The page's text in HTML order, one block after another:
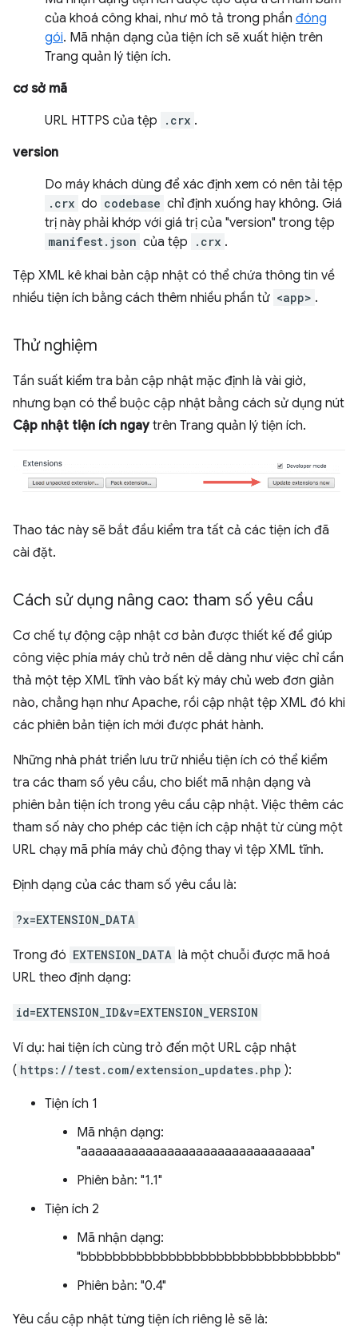
của khoá công khai, như mô tả trong phần đóng
gói. Mã nhận dạng của tiện ích sẽ xuất hiện trên
Trang quản lý tiện ích.
cơ sở mã
URL HTTPS của tệp
.crx .
version
Do máy khách dùng để xác định xem có nên tải tệp
.crx do codebase chỉ định xuống hay không. Giá
trị này phải khớp với giá trị của "version" trong tệp
manifest.json của tệp .crx .
Tệp XML kê khai bản cập nhật có thể chứa thông tin về
nhiều tiện ích bằng cách thêm nhiều phần tử <app> .
Thử nghiệm
Tần suất kiểm tra bản cập nhật mặc định là vài giờ,
nhưng bạn có thể buộc cập nhật bằng cách sử dụng nút
Cập nhật tiện ích ngaytrên Trang quản lý tiện ích.
Thao tác này sẽ bắt đầu kiểm tra tất cả các tiện ích đã
cài đặt.
Cách sử dụng nâng cao: tham số yêu cầu
Cơ chế tự động cập nhật cơ bản được thiết kế để giúp
công việc phía máy chủ trở nên dễ dàng như việc chỉ cần
thả một tệp XML tĩnh vào bất kỳ máy chủ web đơn giản
nào, chẳng hạn như Apache, rồi cập nhật tệp XML đó khi
các phiên bản tiện ích mới được phát hành.
Những nhà phát triển lưu trữ nhiều tiện ích có thể kiểm
tra các tham số yêu cầu, cho biết mã nhận dạng và
phiên bản tiện ích trong yêu cầu cập nhật. Việc thêm các
tham số này cho phép các tiện ích cập nhật từ cùng một
URL chạy mã phía máy chủ động thay vì tệp XML tĩnh.
Định dạng của các tham số yêu cầu là:
?x=EXTENSION_DATA
Trong đó EXTENSION_DATA là một chuỗi được mã hoá
URL theo định dạng:
id=EXTENSION_ID&v=EXTENSION_VERSION
Ví dụ: hai tiện ích cùng trỏ đến một URL cập nhật
( https://test.com/extension_updates.php ):
Tiện ích 1
Mã nhận dạng:
"aaaaaaaaaaaaaaaaaaaaaaaaaaaaaaaa"
Phiên bản: "1.1"
Tiện ích 2
Mã nhận dạng:
"bbbbbbbbbbbbbbbbbbbbbbbbbbbbbbbb"
Phiên bản: "0.4"
Yêu cầu cập nhật từng tiện ích riêng lẻ sẽ là: